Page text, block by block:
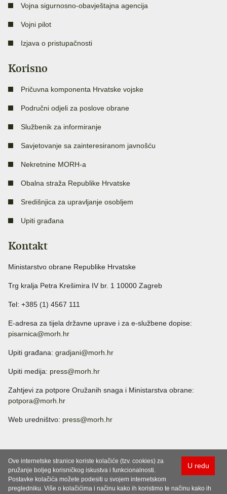
Vojna sigurnosno-obavještajna agencija
Vojni pilot
Izjava o pristupačnosti
Korisno
Pričuvna komponenta Hrvatske vojske
Područni odjeli za poslove obrane
Službenik za informiranje
Savjetovanje sa zainteresiranom javnošću
Nekretnine MORH-a
Obalna straža Republike Hrvatske
Središnjica za upravljanje osobljem
Upiti građana
Kontakt
Ministarstvo obrane Republike Hrvatske
Trg kralja Petra Krešimira IV br. 1 10000 Zagreb
Tel: +385 (1) 4567 111
E-adresa za tijela državne uprave i za e-službene dopise:
pisarnica@morh.hr
Upiti građana: gradjani@morh.hr
Upiti medija: press@morh.hr
Zahtjevi za potpore Oružanih snaga i Ministarstva obrane:
potpora@morh.hr
Web uredništvo: press@morh.hr
U redu
Ove internetske stranice koriste kolačiće (tzv. cookies) za
pružanje boljeg korisničkog iskustva i funkcionalnosti.
Postavke kolačića možete podesiti u svojem internetskom
pregledniku. Više o kolačićima i načinu kako ih koristimo te načinu kako ih